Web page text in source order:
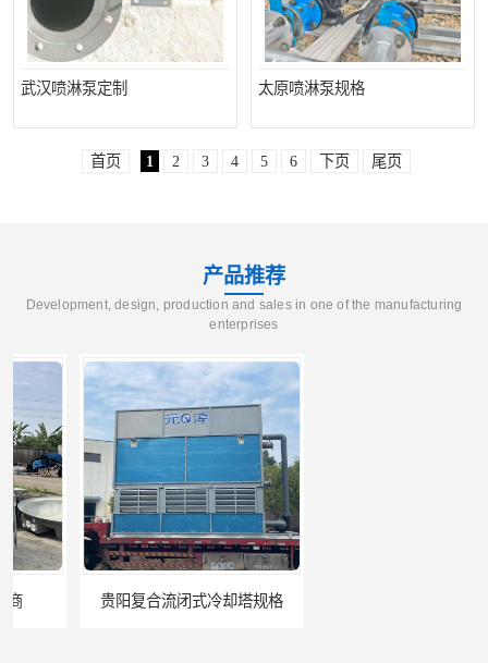
武汉喷淋泵定制 太原喷淋泵规格
首页 1 2 3 4 5 6 下页 尾页
产品推荐
Development, design, production and sales in one of the manufacturing
enterprises
贵阳复合流闭式冷却塔规格